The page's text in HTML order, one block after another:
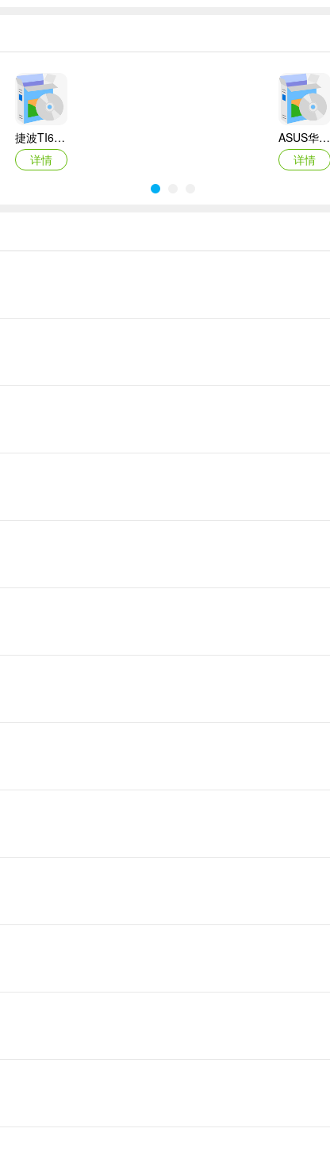
捷波TI61AG-A主板BIOS
详情
ASUS华硕F1A55-M LX3 R2.0主板BIOS
详情
Canon佳能 PowerShot A310 WIA驱动
AMD Mobility Radeon HD 2000/HD 3000/HD 4000/HD 5000系列移动显卡催化剂驱动